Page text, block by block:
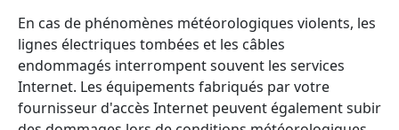
En cas de phénomènes météorologiques violents, les
lignes électriques tombées et les câbles
endommagés interrompent souvent les services
Internet. Les équipements fabriqués par votre
fournisseur d'accès Internet peuvent également subir